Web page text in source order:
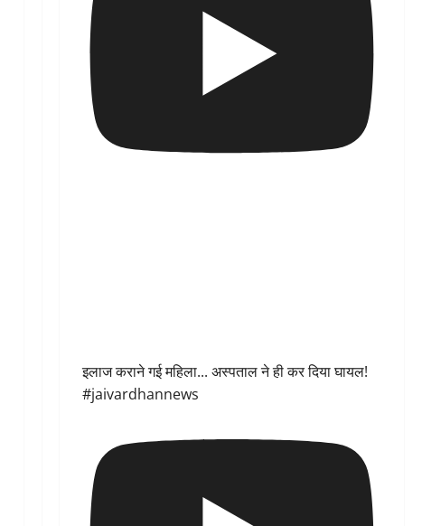
इलाज कराने गई महिला... अस्पताल ने ही कर दिया घायल!
#jaivardhannews